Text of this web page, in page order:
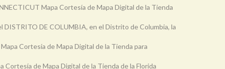
Mapa Cortesía de Mapa Digital de la Tienda
DISTRITO DE COLUMBIA, en el Distrito de Columbia, la
Cortesía de Mapa Digital de la Tienda para
Cortesía de Mapa Digital de la Tienda de la Florida